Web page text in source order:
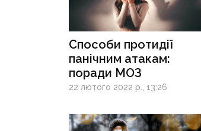
Способи протидії
панічним атакам:
поради МОЗ
22 лютого 2022 р., 13:26